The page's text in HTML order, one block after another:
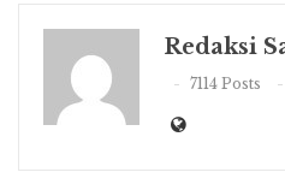
Redaksi
7114 Posts